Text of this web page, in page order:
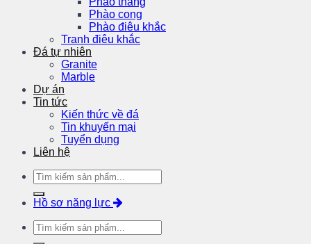
Phào cong
Phào điêu khắc
Tranh điêu khắc
Đá tự nhiên
Granite
Marble
Dự án
Tin tức
Kiến thức về đá
Tin khuyến mại
Tuyển dụng
Liên hệ
Hồ sơ năng lực